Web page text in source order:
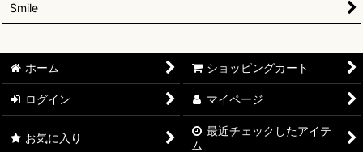
Smile
ホーム ショッピングカート
ログイン マイページ
お気に入り
最近チェックしたアイテ
ム